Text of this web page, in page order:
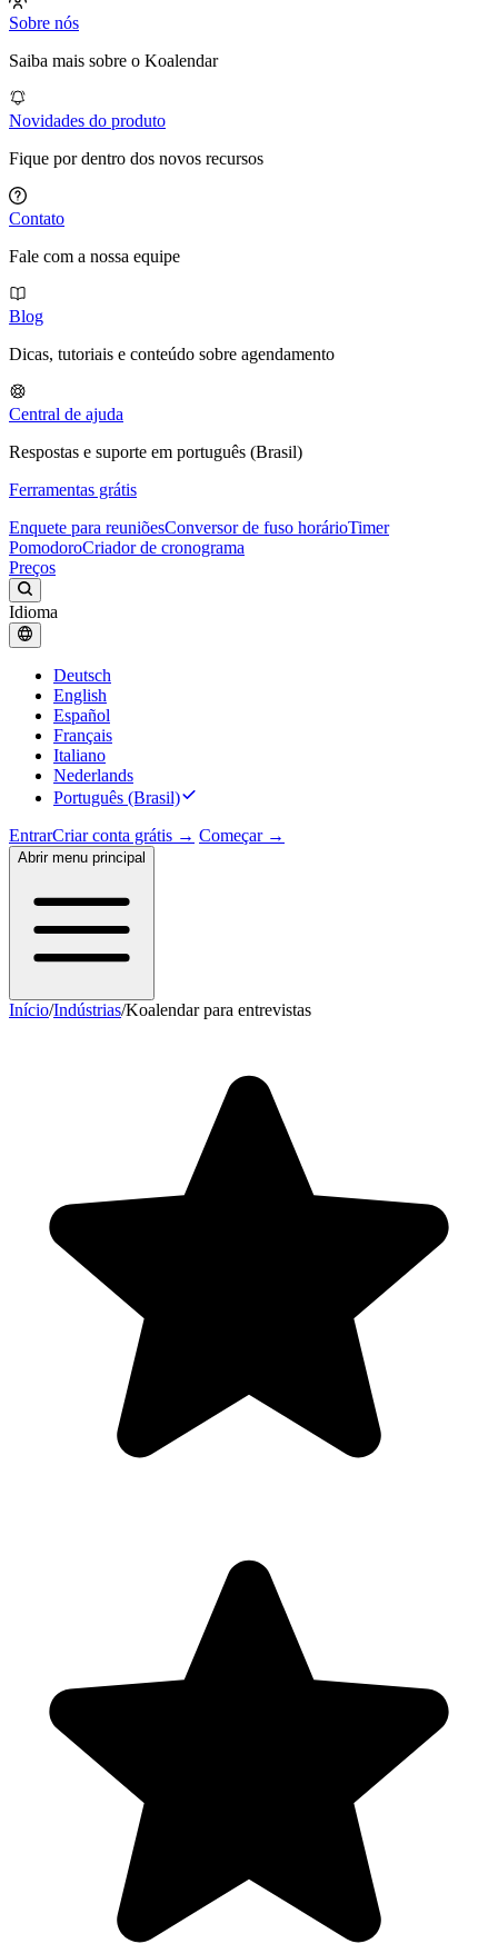
Sobre nós
Saiba mais sobre o Koalendar
Novidades do produto
Fique por dentro dos novos recursos
Contato
Fale com a nossa equipe
Blog
Dicas, tutoriais e conteúdo sobre agendamento
Central de ajuda
Respostas e suporte em português (Brasil)
Ferramentas grátis
Enquete para reuniõesConversor de fuso horárioTimer
PomodoroCriador de cronograma
Preços
Idioma
Deutsch
English
Español
Français
Italiano
Nederlands
Português (Brasil)
EntrarCriar conta grátis → Começar →
Abrir menu principal
Início/Indústrias/Koalendar para entrevistas